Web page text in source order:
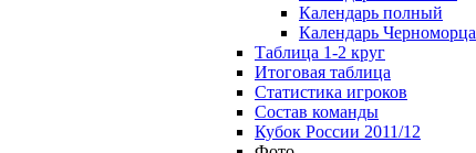
Календарь полный
Календарь Черноморца
Таблица 1-2 круг
Итоговая таблица
Статистика игроков
Состав команды
Кубок России 2011/12